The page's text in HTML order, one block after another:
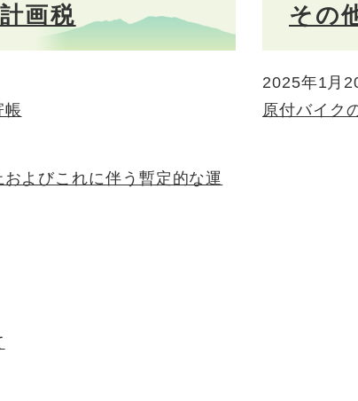
画税
帳
よびこれに伴う暫定的な運
その
2025年1月
原付バイク